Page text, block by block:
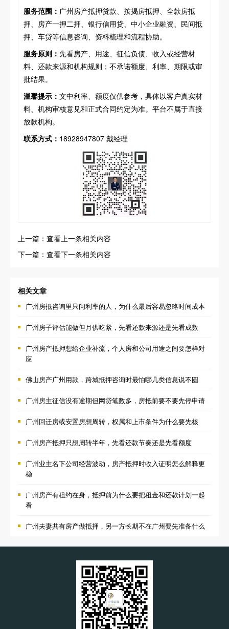
服务范围： 广州房产抵押贷款、按揭房抵押、全款房抵
押、房产一押二押、银行信用贷、中小企业融资、民间抵
押、车贷等信息咨询、资料梳理和流程协助。
服务原则： 先看房产、用途、征信负债、收入或经营材
料、还款来源和机构规则；不承诺额度、利率、期限或审
批结果。
温馨提示： 文中利率、额度仅供参考，具体以客户真实材
料、机构审核意见和正式合同约定为准。平台不属于直接
放款机构。
联系方式： 18928947807 戴经理
上一篇：查看上一条相关内容
下一篇：查看下一条相关内容
相关文章
广州房抵咨询里只问利率的人，为什么最后容易忽略时间成本
广州房子评估能做但月供吃紧，先看还款来源还是先看成数
广州房产抵押想给企业补流，个人房和公司用途之间要怎样对
应
佛山房产广州用款，跨城抵押咨询时最怕哪几类信息说不圆
广州房主征信没有逾期但网贷笔数多，房抵前要不要先停申请
广州回迁房或安置房想周转，权属和上市条件为什么要先核
广州房产抵押只想周转半年，先看还款节奏还是先看额度
广州业主名下公司经营波动，房产抵押时收入证明怎么解释更
稳
广州房产有租约在身，抵押前为什么要把租金和还款计划一起
看
广州夫妻共有房产做抵押，另一方长期不在广州要先准备什么